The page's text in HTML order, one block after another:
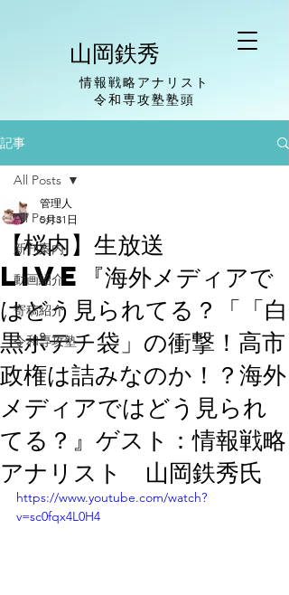
山岡鉄秀
情報戦略アナリスト
​令和専攻塾塾頭
記事
All Posts
新刊案内
動画紹介
寄稿紹介
令和専攻塾
All Posts
【桜内】生放送
LIVE『海外メディアで
はどう見られてる？「「白
黒ポテチ袋」の衝撃！高市
政権は詰みなのか！？海外
メディアではどう見られ
てる？』ゲスト：情報戦略
アナリスト 山岡鉄秀氏
管理人
5月31日
https://www.youtube.com/watch?
v=sc0fqx4L0H4